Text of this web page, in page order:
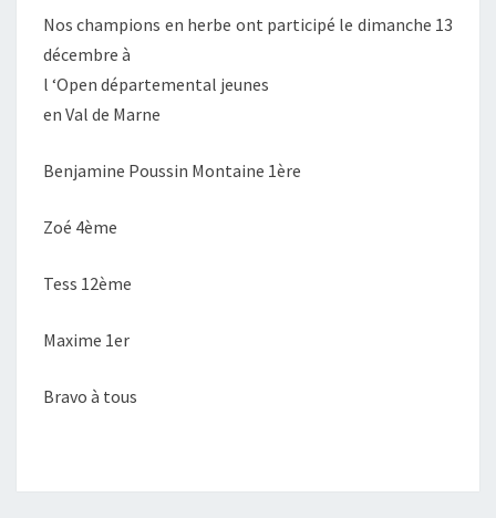
Nos champions en herbe ont participé le dimanche 13
décembre à
l ‘Open départemental jeunes
en Val de Marne
Benjamine Poussin Montaine 1ère
Zoé 4ème
Tess 12ème
Maxime 1er
Bravo à tous